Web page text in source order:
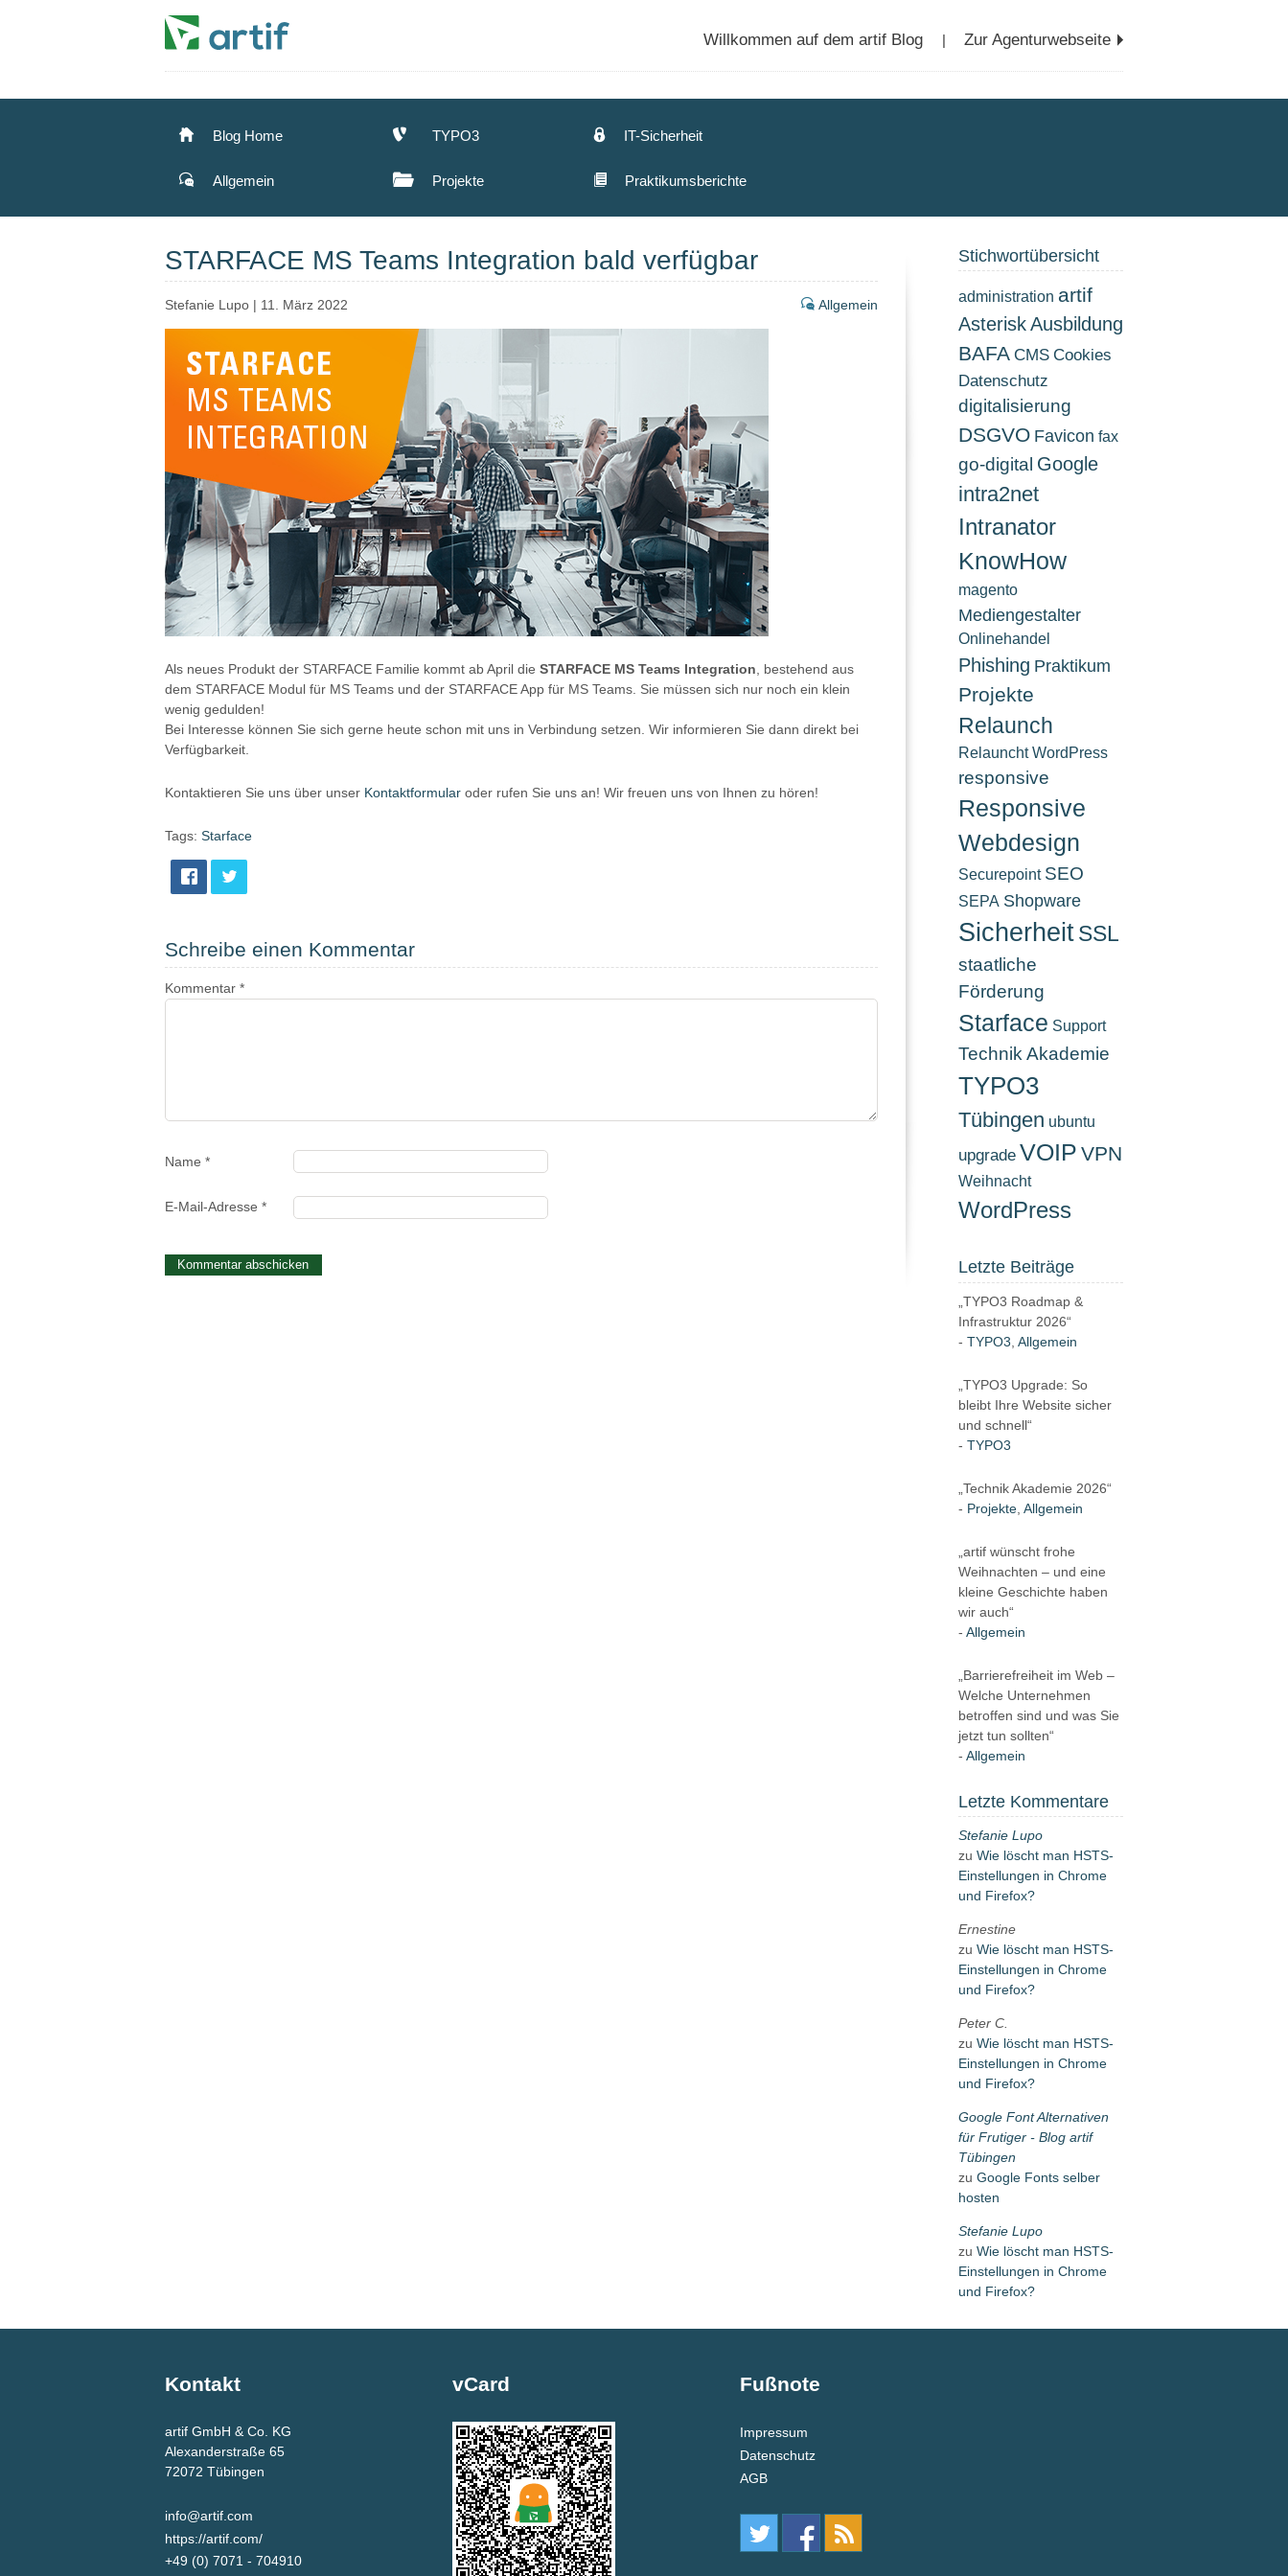
Willkommen auf dem artif Blog | Zur Agenturwebseite
Blog Home
Allgemein
TYPO3
Projekte
IT-Sicherheit
Praktikumsberichte
STARFACE MS Teams Integration bald verfügbar
Stefanie Lupo | 11. März 2022 Allgemein
Als neues Produkt der STARFACE Familie kommt ab April die STARFACE MS Teams Integration , bestehend aus
dem STARFACE Modul für MS Teams und der STARFACE App für MS Teams. Sie müssen sich nur noch ein klein
wenig gedulden!
Bei Interesse können Sie sich gerne heute schon mit uns in Verbindung setzen. Wir informieren Sie dann direkt bei
Verfügbarkeit.
Kontaktieren Sie uns über unser Kontaktformular oder rufen Sie uns an! Wir freuen uns von Ihnen zu hören!
Tags: Starface
Schreibe einen Kommentar
Kommentar *
Name *
E-Mail-Adresse *
Stichwortübersicht
administration artif
AsteriskAusbildung
BAFA CMS Cookies
Datenschutz
digitalisierung
DSGVO Favicon fax
go-digital Google
intra2net
Intranator
KnowHow
magento
Mediengestalter
Onlinehandel
Phishing Praktikum
Projekte
Relaunch
Relauncht WordPress
responsive
Responsive
Webdesign
Securepoint SEO
SEPA Shopware
SicherheitSSL
staatliche
Förderung
Starface Support
Technik Akademie
TYPO3
Tübingen ubuntu
upgrade VOIP VPN
Weihnacht
WordPress
Letzte Beiträge
„TYPO3 Roadmap &
Infrastruktur 2026“
TYPO3 Allgemein
„TYPO3 Upgrade: So
bleibt Ihre Website sicher
und schnell“
TYPO3
„Technik Akademie 2026“
Projekte Allgemein
„artif wünscht frohe
Weihnachten – und eine
kleine Geschichte haben
wir auch“
Allgemein
„Barrierefreiheit im Web –
Welche Unternehmen
betroffen sind und was Sie
jetzt tun sollten“
Allgemein
Letzte Kommentare
Stefanie Lupo
zu Wie löscht man HSTS-
Einstellungen in Chrome
und Firefox?
Ernestine
zu Wie löscht man HSTS-
Einstellungen in Chrome
und Firefox?
Peter C.
zu Wie löscht man HSTS-
Einstellungen in Chrome
und Firefox?
Google Font Alternativen
für Frutiger - Blog artif
Tübingen
zu Google Fonts selber
hosten
Stefanie Lupo
zu Wie löscht man HSTS-
Einstellungen in Chrome
und Firefox?
Kontakt
artif GmbH & Co. KG
Alexanderstraße 65
72072 Tübingen
info@artif.com
https://artif.com/
+49 (0) 7071 - 704910
vCard Fußnote
Impressum
Datenschutz
AGB